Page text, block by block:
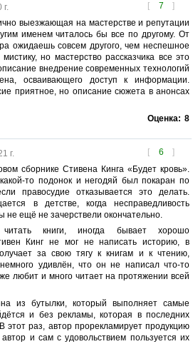
[ 7 ]
г.
выезжающая на мастерстве и репутации
именем читалось бы все по другому. От
ожидаешь совсем другого, чем неспешное
но мастерство рассказчика все это
внедрение современных технологий
осваивающего доступ к информации.
приятное, но описание сюжета в анонсах
Оценка: 8
[ 6 ]
г.
сборнике Стивена Кинга «Будет кровь».
то подонок и негодяй был покаран по
правосудие отказывается это делать.
в детстве, когда несправедливость
не ещё не зачерствели окончательно.
книги, иногда бывает хорошо
Кинг не мог не написать историю, в
за свою тягу к книгам и к чтению,
удивлён, что он не написал что-то
любит и много читает на протяжении всей
из бутылки, который выполняет самые
и без рекламы, которая в последних
этот раз, автор прорекламирует продукцию
и сам с удовольствием пользуется их